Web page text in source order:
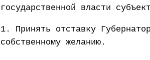
государственной власти
1. Принять отставку
собственному желанию.